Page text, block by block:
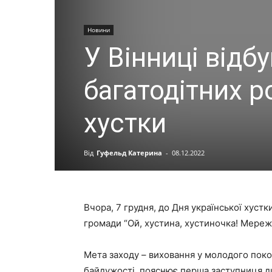
Новини
У Вінниці
багатодітних
хустки
Від Гуфельд Катерина - 08.12.2022
Вчора, 7 грудня, до Дня української
громади “Ой, хустина, хустиночка!
Мета заходу – виховання у молодого